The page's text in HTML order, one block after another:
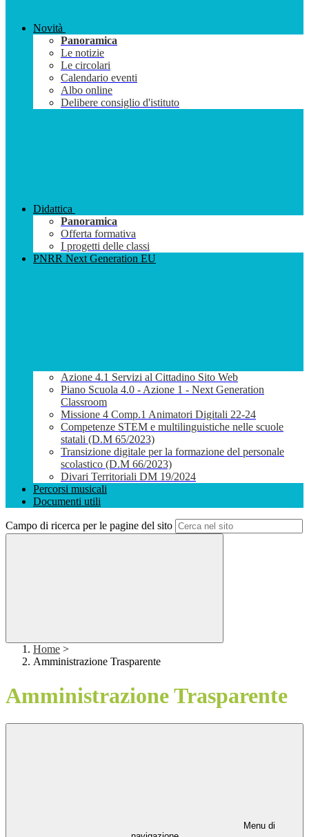
Novità
Panoramica
Le notizie
Le circolari
Calendario eventi
Albo online
Delibere consiglio d'istituto
Didattica
Panoramica
Offerta formativa
I progetti delle classi
PNRR Next Generation EU
Azione 4.1 Servizi al Cittadino Sito Web
Piano Scuola 4.0 - Azione 1 - Next Generation
Classroom
Missione 4 Comp.1 Animatori Digitali 22-24
Competenze STEM e multilinguistiche nelle scuole
statali (D.M 65/2023)
Transizione digitale per la formazione del personale
scolastico (D.M 66/2023)
Divari Territoriali DM 19/2024
Percorsi musicali
Documenti utili
Campo di ricerca per le pagine del sito
Home >
Amministrazione Trasparente
Amministrazione Trasparente
Menu di